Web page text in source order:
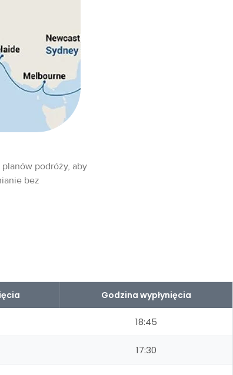
podróży, aby
bez
Godzina wypłynięcia
18:45
17:30